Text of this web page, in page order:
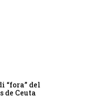
“fora” del
de Ceuta